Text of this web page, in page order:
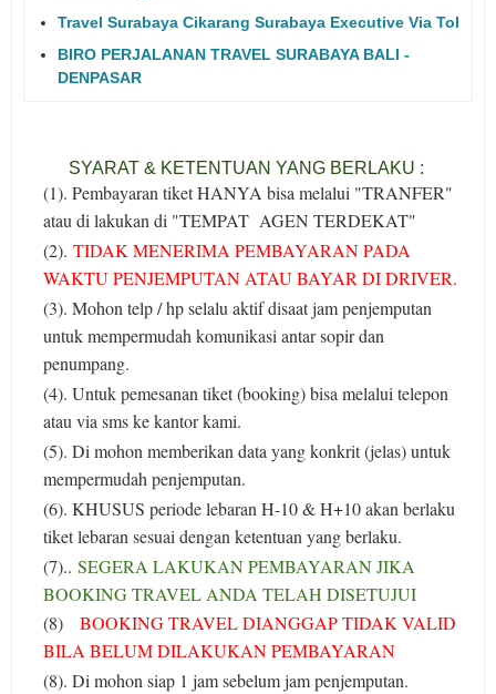
Travel Surabaya Cikarang Surabaya Executive Via Tol
BIRO PERJALANAN TRAVEL SURABAYA BALI -
DENPASAR
SYARAT & KETENTUAN YANG BERLAKU :
(1). Pembayaran tiket HANYA bisa melalui "TRANFER"
atau di lakukan di "TEMPAT AGEN TERDEKAT"
(2).TIDAK MENERIMA PEMBAYARAN PADA
WAKTU PENJEMPUTAN ATAU BAYAR DI DRIVER.
(3). Mohon telp / hp selalu aktif disaat jam penjemputan
untuk mempermudah komunikasi antar sopir dan
penumpang.
(4). Untuk pemesanan tiket (booking) bisa melalui telepon
atau via sms ke kantor kami.
(5). Di mohon memberikan data yang konkrit (jelas) untuk
mempermudah penjemputan.
(6). KHUSUS periode lebaran H-10 & H+10 akan berlaku
tiket lebaran sesuai dengan ketentuan yang berlaku.
(7).. SEGERA LAKUKAN PEMBAYARAN JIKA
BOOKING TRAVEL ANDA TELAH DISETUJUI
(8)BOOKING TRAVEL DIANGGAP TIDAK VALID
BILA BELUM DILAKUKAN PEMBAYARAN
(8). Di mohon siap 1 jam sebelum jam penjemputan.